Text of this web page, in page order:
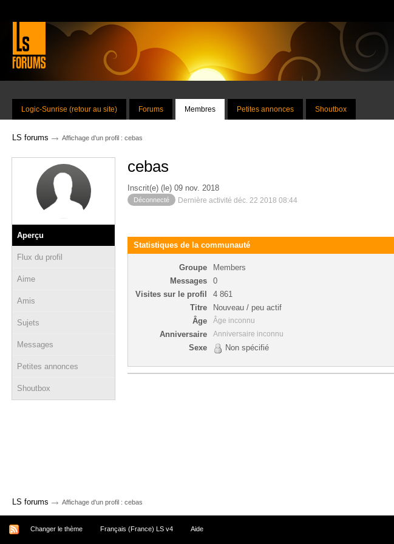
Logic-Sunrise (retour au site) Forums Membres Petites annonces Shoutbox
LS forums → Affichage d'un profil : cebas
Aperçu
Flux du profil
Aime
Amis
Sujets
Messages
Petites annonces
Shoutbox
cebas
Inscrit(e) (le) 09 nov. 2018
Déconnecté Dernière activité déc. 22 2018 08:44
Statistiques de la communauté
Groupe
Members
Messages
0
Visites sur le profil
4 861
Titre
Nouveau / peu actif
Âge
Âge inconnu
Anniversaire Anniversaire inconnu
Sexe Non spécifié
LS forums → Affichage d'un profil : cebas
Changer le thème Français (France) LS v4 Aide